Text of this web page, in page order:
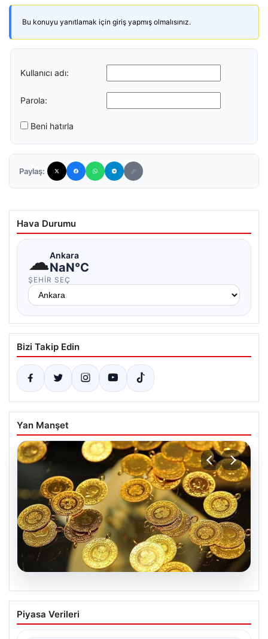
Bu konuyu yanıtlamak için giriş yapmış olmalısınız.
Kullanıcı adı:
Parola:
Beni hatırla
Paylaş:
Hava Durumu
☁Ankara
NaN°C
ŞEHIR SEÇ
Bizi Takip Edin
Yan Manşet
05.08.2026
7 Nisan 2026 Güncel Altın Fiyatları ve
Analizi
Piyasa Verileri